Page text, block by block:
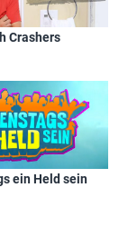
Crashers
ein Held sein